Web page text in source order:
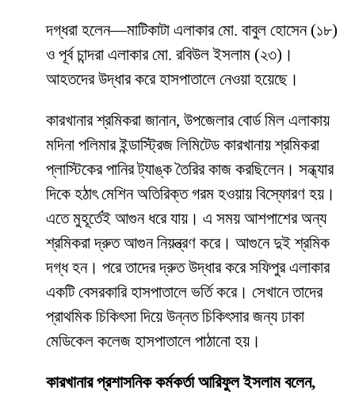
দগ্ধরা হলেন—মাটিকাটা এলাকার মো. বাবুল হোসেন (১৮)
ও পূর্ব চান্দরা এলাকার মো. রবিউল ইসলাম (২৩)।
আহতদের উদ্ধার করে হাসপাতালে নেওয়া হয়েছে।
কারখানার শ্রমিকরা জানান, উপজেলার বোর্ড মিল এলাকায়
মদিনা পলিমার ইন্ডাস্ট্রিজ লিমিটেড কারখানায় শ্রমিকরা
প্লাস্টিকের পানির ট্যাঙ্ক তৈরির কাজ করছিলেন। সন্ধ্যার
দিকে হঠাৎ মেশিন অতিরিক্ত গরম হওয়ায় বিস্ফোরণ হয়।
এতে মুহূর্তেই আগুন ধরে যায়। এ সময় আশপাশের অন্য
শ্রমিকরা দ্রুত আগুন নিয়ন্ত্রণ করে। আগুনে দুই শ্রমিক
দগ্ধ হন। পরে তাদের দ্রুত উদ্ধার করে সফিপুর এলাকার
একটি বেসরকারি হাসপাতালে ভর্তি করে। সেখানে তাদের
প্রাথমিক চিকিৎসা দিয়ে উন্নত চিকিৎসার জন্য ঢাকা
মেডিকেল কলেজ হাসপাতালে পাঠানো হয়।
কারখানার প্রশাসনিক কর্মকর্তা আরিফুল ইসলাম বলেন,